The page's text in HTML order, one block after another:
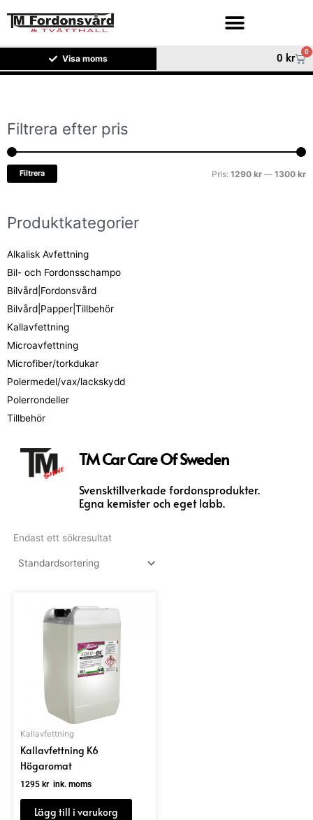
Visa moms 0 kr
0
Filtrera efter pris
Filtrera Pris: 1290 kr — 1300 kr
Produktkategorier
Alkalisk Avfettning
Bil- och Fordonsschampo
Bilvård|Fordonsvård
Bilvård|Papper|Tillbehör
Kallavfettning
Microavfettning
Microfiber/torkdukar
Polermedel/vax/lackskydd
Polerrondeller
Tillbehör
TM Car Care Of Sweden
Svensktillverkade fordonsprodukter.
Egna kemister och eget labb.
Endast ett sökresultat
Kallavfettning
Kallavfettning K6
Högaromat
1295 krink. moms
Lägg till i varukorg